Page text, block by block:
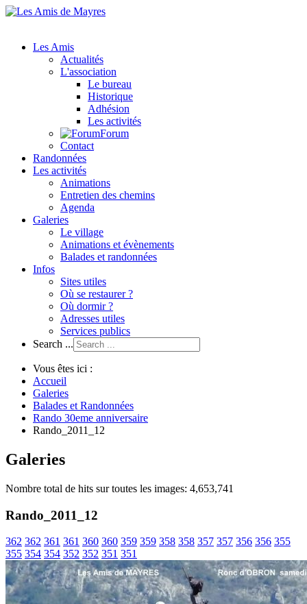
Les Amis
Actualités
L'association
Le bureau
Historique
Adhésion
Les activités
Forum
Contact
Randonnées
Les activités
Animations
Entretien des chemins
Agenda
Galeries
Le village
Animations et évènements
Balades et randonnées
Infos
Sites utiles
Où se restaurer ?
Où dormir ?
Adresses utiles
Services publics
Search ...
Vous êtes ici :
Accueil
Galeries
Balades et Randonnées
Rando 30eme anniversaire
Rando_2011_12
Galeries
Nombre total de hits sur toutes les images: 4,653,741
Rando_2011_12
362 362 361 361 360 360 359 359 358 358 357 357 356 356 355
355 354 354 352 352 351 351